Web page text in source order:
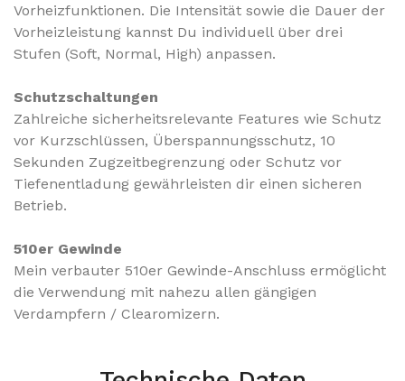
Vorheizfunktionen. Die Intensität sowie die Dauer der
Vorheizleistung kannst Du individuell über drei
Stufen (Soft, Normal, High) anpassen.
Schutzschaltungen
Zahlreiche sicherheitsrelevante Features wie Schutz
vor Kurzschlüssen, Überspannungsschutz, 10
Sekunden Zugzeitbegrenzung oder Schutz vor
Tiefenentladung gewährleisten dir einen sicheren
Betrieb.
510er Gewinde
Mein verbauter 510er Gewinde-Anschluss ermöglicht
die Verwendung mit nahezu allen gängigen
Verdampfern / Clearomizern.